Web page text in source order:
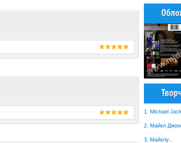
1. Michael
2. Майкл
3. Майклу...